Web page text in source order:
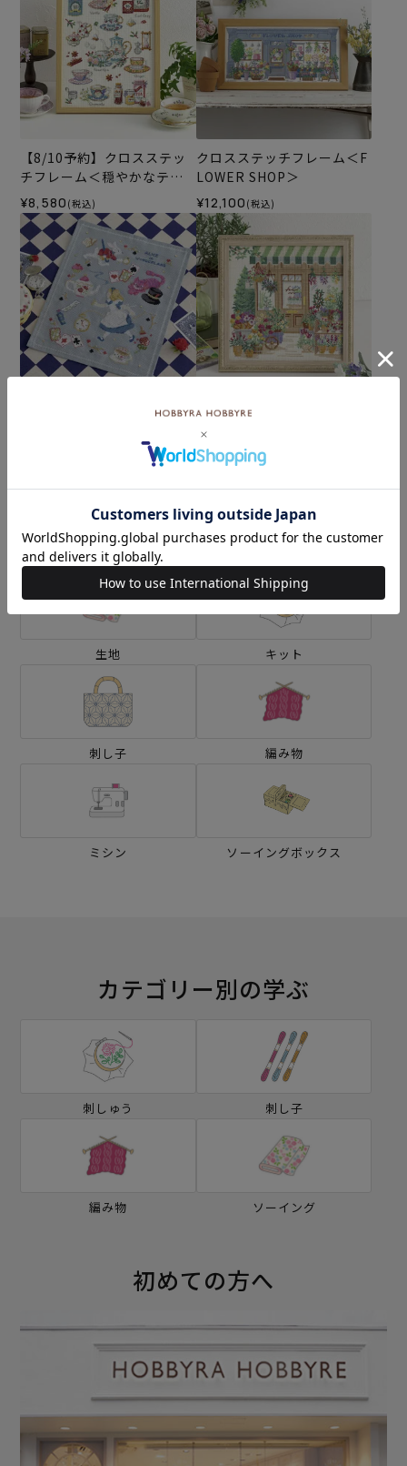
【8/10予約】クロスステッ
チフレーム＜穏やかなティ
ータイム＞
¥8,580 (税込)
クロスステッチフレーム＜F
LOWER SHOP＞
¥12,100 (税込)
クロスステッチタペストリ
クロスステッチフレーム＜
街角のハーブショップ＞
¥6,600(税込)
カテゴリーから探す
生地 キット
刺し子 編み物
ミシン ソーイングボックス
カテゴリー別の学ぶ
刺しゅう 刺し子
編み物 ソーイング
初めての方へ